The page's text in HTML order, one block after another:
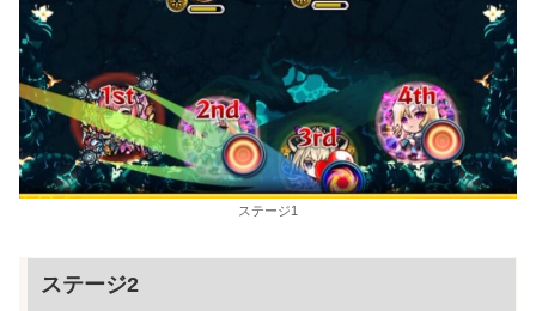
ステージ1
ステージ2